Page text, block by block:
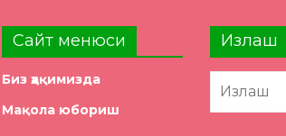
Сайт менюси
Биз ҳақимизда
Мақола юбориш
Излаш